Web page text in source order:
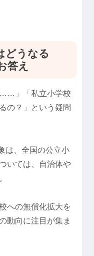
どうなる
答え
……」「私立小学校
の？」という疑問
は、全国の公立小
いては、自治体や
への無償化拡大を
動向に注目が集ま